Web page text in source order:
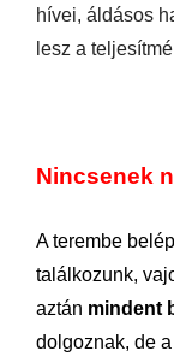
hívei, áldásos
lesz a
Nincsenek
A terembe
találkozunk,
aztán mindent
dolgoznak, de